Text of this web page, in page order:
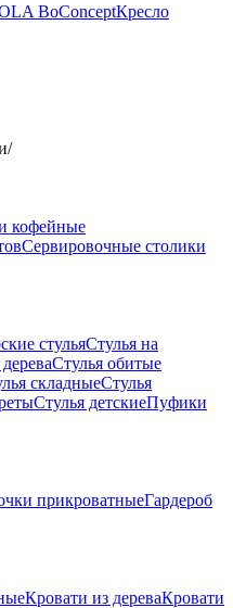
BoConceptКресло
/
кофейные
Сервировочные столики
стульяСтулья на
Стулья обитые
складныеСтулья
Стулья детскиеПуфики
прикроватныеГардероб
Кровати из дереваКровати